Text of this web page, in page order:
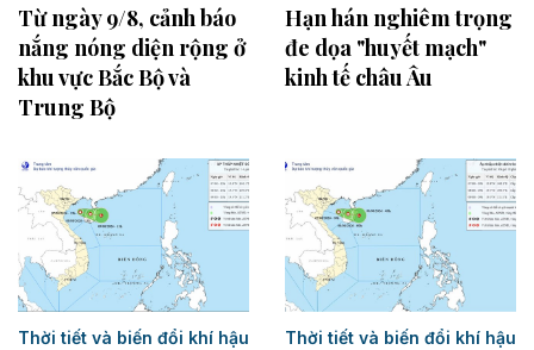
Từ ngày 9/8, cảnh báo
nắng nóng diện rộng ở
khu vực Bắc Bộ và
Trung Bộ
Hạn hán nghiêm trọng
đe dọa "huyết mạch"
kinh tế châu Âu
Thời tiết và biến đổi khí hậu Thời tiết và biến đổi khí hậu